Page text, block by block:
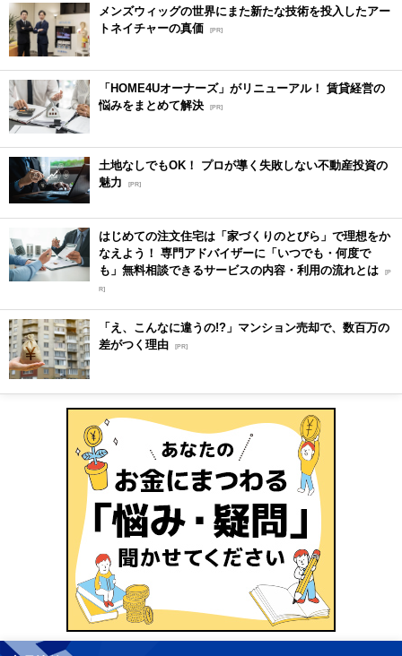
メンズウィッグの世界にまた新たな技術を投入したアー
トネイチャーの真価 [PR]
「HOME4Uオーナーズ」がリニューアル！ 賃貸経営の
悩みをまとめて解決 [PR]
土地なしでもOK！ プロが導く失敗しない不動産投資の
魅力
[PR]
はじめての注文住宅は「家づくりのとびら」で理想をか
なえよう！ 専門アドバイザーに「いつでも・何度で
も」無料相談できるサービスの内容・利用の流れとは [P
R]
「え、こんなに違うの!?」マンション売却で、数百万の
差がつく理由 [PR]